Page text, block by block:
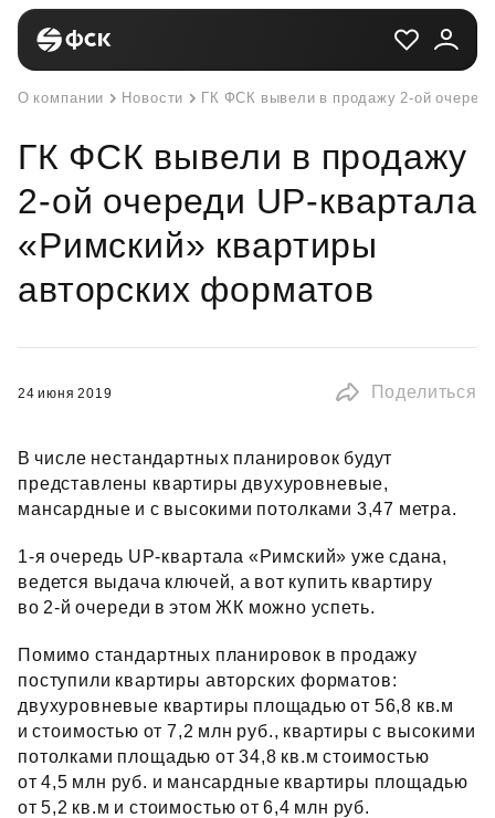
О компании Новости ГК ФСК вывели в продажу 2-ой
ГК ФСК вывели в продажу
2-ой очереди UP-квартала
«Римский» квартиры
авторских форматов
24 июня 2019 Поделиться
В числе нестандартных планировок будут
представлены квартиры двухуровневые,
мансардные и с высокими потолками 3,47 метра.
1‑я очередь UP‑квартала «Римский» уже сдана,
ведется выдача ключей, а вот купить квартиру
во 2‑й очереди в этом ЖК можно успеть.
Помимо стандартных планировок в продажу
поступили квартиры авторских форматов:
двухуровневые квартиры площадью от 56,8 кв.м
и стоимостью от 7,2 млн руб., квартиры с высокими
потолками площадью от 34,8 кв.м стоимостью
от 4,5 млн руб. и мансардные квартиры площадью
от 5,2 кв.м и стоимостью от 6,4 млн руб.